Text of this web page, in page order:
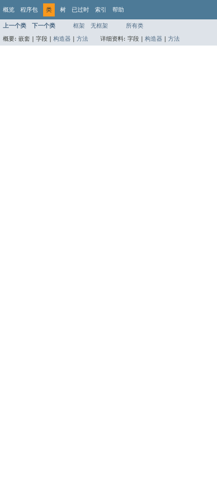
概览 程序包 类 树 已过时 索引 帮助
上一个类 下一个类 框架 无框架
所有类
概要: 嵌套 | 字段 | 构造器 方法 详细资料: 字段 | 构造器 方法